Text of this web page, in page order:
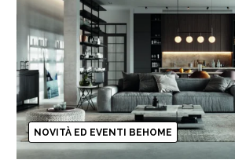
NOVITÀ ED EVENTI BEHOME